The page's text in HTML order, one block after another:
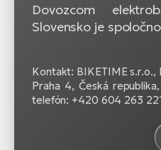
Dovozcom
Slovensko je
Kontakt: BIKETIME
Praha 4, Česká
telefón: +420 604 263